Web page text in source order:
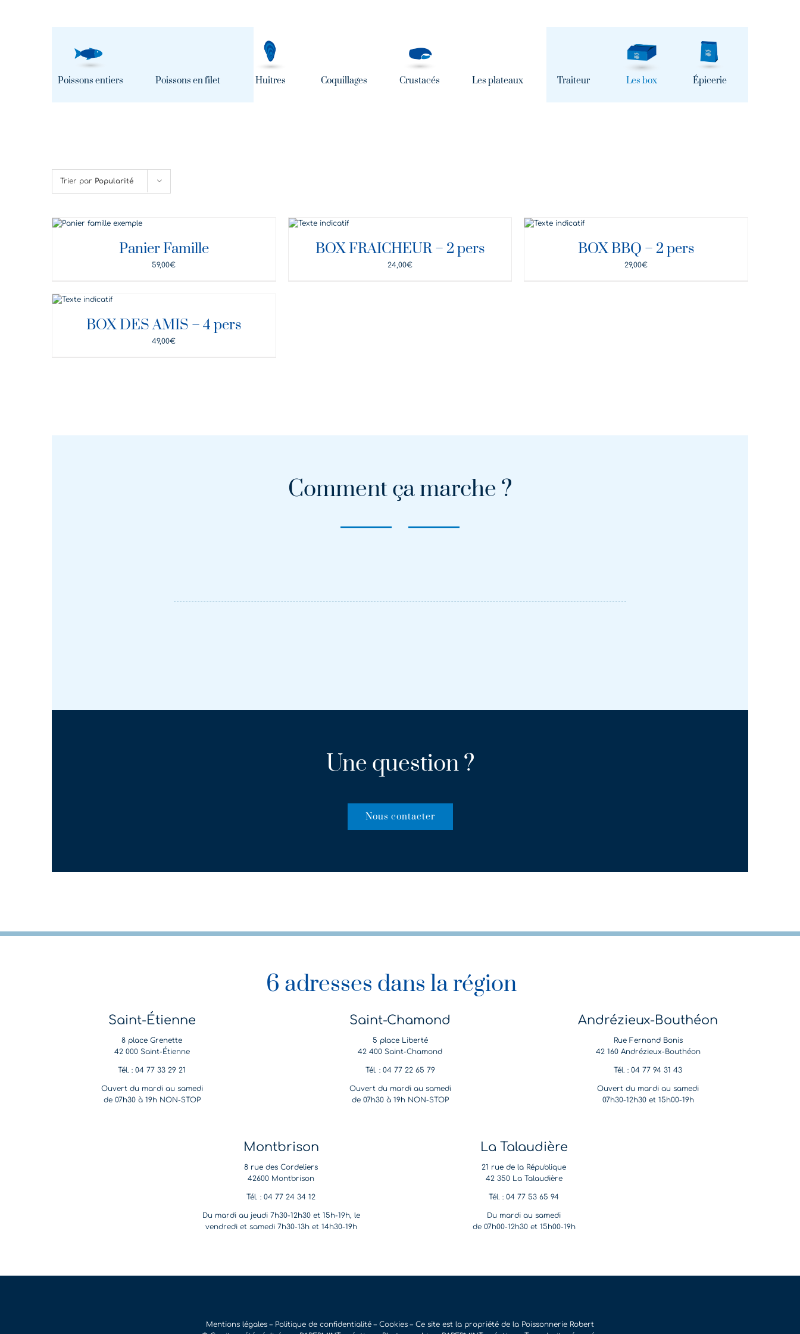
Poissons entiers Poissons en filet Huîtres Coquillages Crustacés Les plateaux Traiteur Les box Épicerie
Trier par Popularité
DÉTAILS
Panier Famille
59,00€
DÉTAILS
BOX FRAICHEUR – 2 pers
24,00€
DÉTAILS
BOX BBQ – 2 pers
29,00€
DÉTAILS
BOX DES AMIS – 4 pers
49,00€
Comment ça marche ?
Une question ?
Nous contacter
6 adresses dans la région
Saint-Étienne
8 place Grenette
42 000 Saint-Étienne
Tél. : 04 77 33 29 21
Ouvert du mardi au samedi
de 07h30 à 19h NON-STOP
Saint-Chamond
5 place Liberté
42 400 Saint-Chamond
Tél. : 04 77 22 65 79
Ouvert du mardi au samedi
de 07h30 à 19h NON-STOP
Andrézieux-Bouthéon
Rue Fernand Bonis
42 160 Andrézieux-Bouthéon
Tél. : 04 77 94 31 43
Ouvert du mardi au samedi
07h30-12h30 et 15h00-19h
Montbrison
8 rue des Cordeliers
42600 Montbrison
Tél. : 04 77 24 34 12
Du mardi au jeudi 7h30-12h30 et 15h-19h, le
vendredi et samedi 7h30-13h et 14h30-19h
La Talaudière
21 rue de la République
42 350 La Talaudière
Tél. : 04 77 53 65 94
Du mardi au samedi
de 07h00-12h30 et 15h00-19h
Mentions légales – Politique de confidentialité– Cookies– Ce site est la propriété de la Poissonnerie Robert